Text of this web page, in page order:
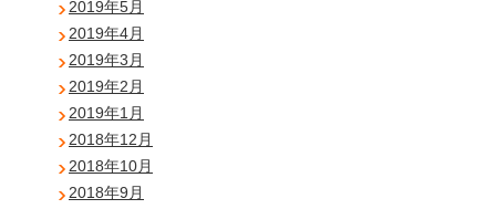
2019年5月
2019年4月
2019年3月
2019年2月
2019年1月
2018年12月
2018年10月
2018年9月